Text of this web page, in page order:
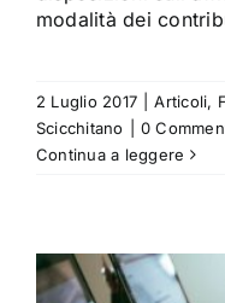
modalità dei
2 Luglio 2017 Articoli,
Scicchitano
0
Continua a leggere